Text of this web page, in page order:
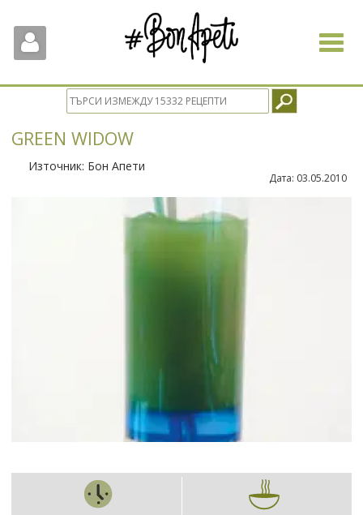
Toggle
GREEN WIDOW
Източник: Бон Апети
Дата: 03.05.2010